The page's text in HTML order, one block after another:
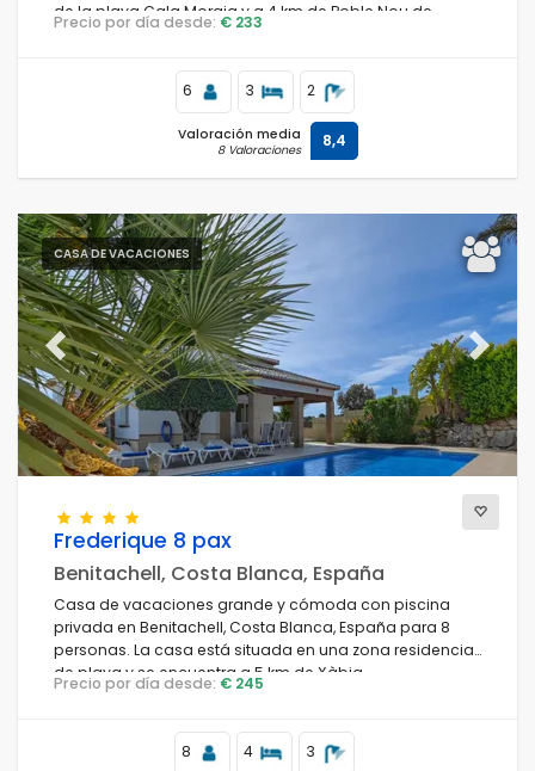
de la playa Cala Moraig y a 4 km de Poble Nou de
Benitachell.
Precio por día desde: € 233
6 3 2
Valoración media
8 Valoraciones 8,4
CASA DE VACACIONES
Previous Next
Frederique 8 pax
Benitachell, Costa Blanca, España
Casa de vacaciones grande y cómoda con piscina
privada en Benitachell, Costa Blanca, España para 8
personas. La casa está situada en una zona residencial
de playa y se encuentra a 5 km de Xàbia.
Precio por día desde: € 245
8 4 3